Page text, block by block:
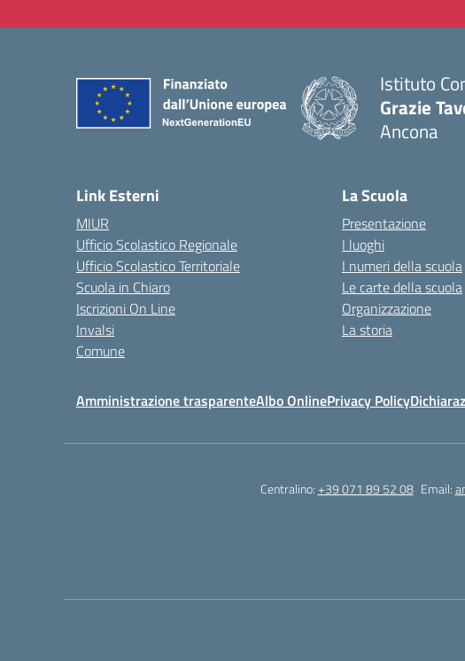
Istituto
Grazie
Ancona
Link Esterni
MIUR
Ufficio Scolastico Regionale
Ufficio Scolastico Territoriale
Scuola in Chiaro
Iscrizioni On Line
Invalsi
Comune
La Scuola
Presentazione
I luoghi
I numeri della scuola
Le carte della scuola
Organizzazione
La storia
Amministrazione trasparenteAlbo OnlinePrivacy Policy
Centralino:+39 071 89 52 08 Email: